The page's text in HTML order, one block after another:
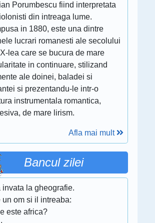
Porumbescu fiind interpretata
din intreaga lume.
in 1880, este una dintre
lucrari romanesti ale secolului
lea care se bucura de mare
in continuare, stilizand
ale doinei, baladei si
si prezentandu-le intr-o
instrumentala romantica,
de mare lirism.
Afla mai mult
Bancul zilei
invata la gheografie.
un om si il intreaba:
este africa?